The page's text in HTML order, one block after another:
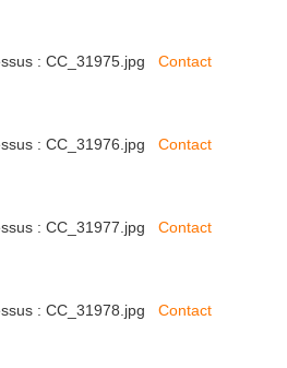
: CC_31975.jpg Contact
: CC_31976.jpg Contact
: CC_31977.jpg Contact
: CC_31978.jpg Contact